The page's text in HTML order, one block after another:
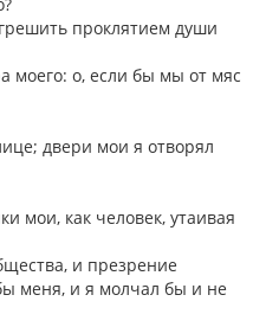
проклятием души
моего: о, если бы мы от мяс
двери мои я отворял
мои, как человек, утаивая
и презрение
меня, и я молчал бы и не